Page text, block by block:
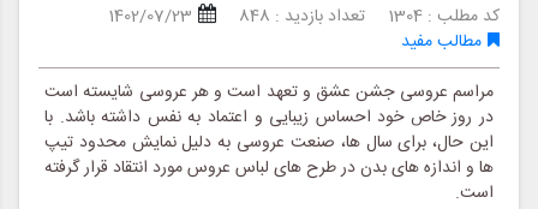
کد مطلب : 1304
تعداد بازدید : 848
1402/07/23
مطالب مفید
مراسم عروسی جشن عشق و تعهد است و هر عروسی شایسته است
در روز خاص خود احساس زیبایی و اعتماد به نفس داشته باشد. با
این حال، برای سال ها، صنعت عروسی به دلیل نمایش محدود تیپ
ها و اندازه های بدن در طرح های لباس عروس مورد انتقاد قرار گرفته
است.